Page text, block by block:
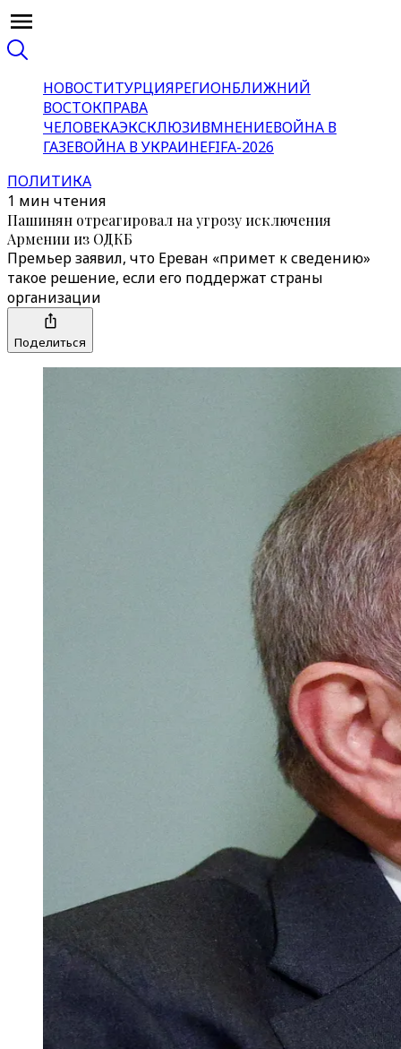
НОВОСТИТУРЦИЯРЕГИОНБЛИЖНИЙ
ВОСТОКПРАВА
ЧЕЛОВЕКАЭКСКЛЮЗИВМНЕНИЕВОЙНА В
ГАЗЕВОЙНА В УКРАИНЕFIFA-2026
ПОЛИТИКА
1 мин чтения
Пашинян отреагировал на угрозу исключения
Армении из ОДКБ
Премьер заявил, что Ереван «примет к сведению»
такое решение, если его поддержат страны
организации
Поделиться